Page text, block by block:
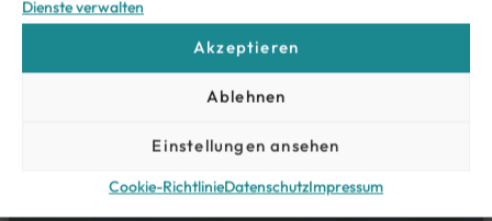
Dienste verwalten
Akzeptieren
Ablehnen
Einstellungen ansehen
Cookie-RichtlinieDatenschutzImpressum